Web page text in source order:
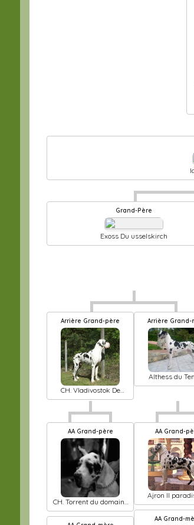
Grand-Père
Exoss Du usselskirch
Arrière Grand-père
CH. Vladivostok De
misandre
Arrière Grand-
Althess du
Sacré
AA Grand-père
CH. Torrent du domaine
de l'ostrevent
AA Grand-
Ajron Il
bella
AA Grand-